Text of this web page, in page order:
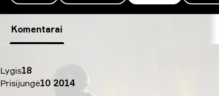
Komentarai
Lygis18
Prisijungė10 2014